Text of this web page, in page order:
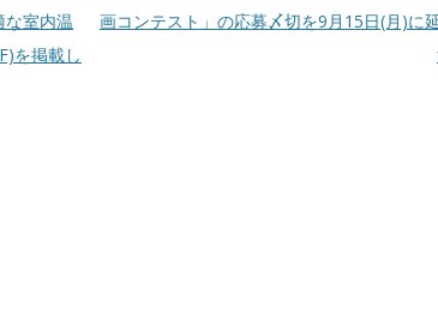
室内温
を掲載し
画コンテスト」の応募〆切を9月15日(月)に